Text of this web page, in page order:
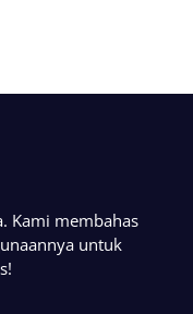
Kami membahas
untuk